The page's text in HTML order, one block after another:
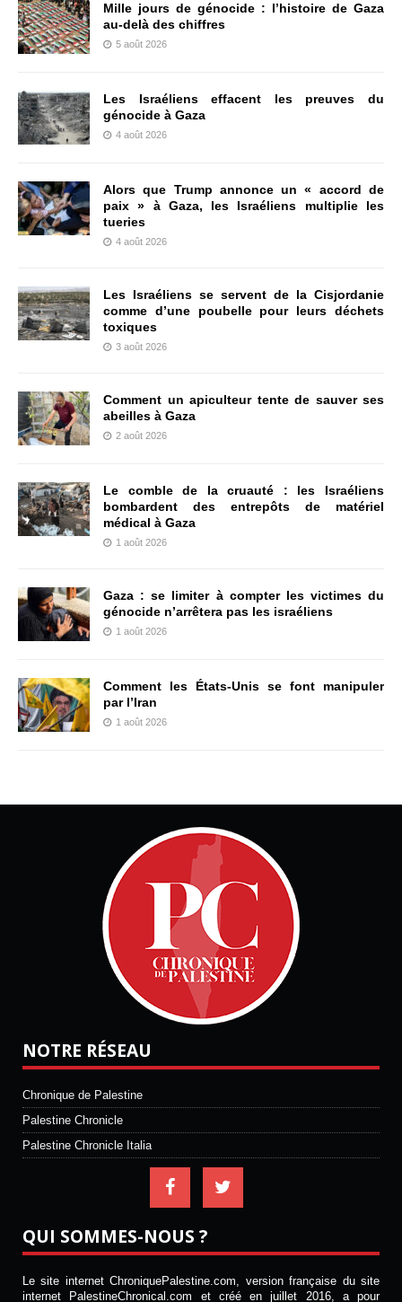
Mille jours de génocide : l’histoire de Gaza
au-delà des chiffres
5 août 2026
Les Israéliens effacent les preuves du
génocide à Gaza
4 août 2026
Alors que Trump annonce un « accord de
paix » à Gaza, les Israéliens multiplie les
tueries
4 août 2026
Les Israéliens se servent de la Cisjordanie
comme d’une poubelle pour leurs déchets
toxiques
3 août 2026
Comment un apiculteur tente de sauver ses
abeilles à Gaza
2 août 2026
Le comble de la cruauté : les Israéliens
bombardent des entrepôts de matériel
médical à Gaza
1 août 2026
Gaza : se limiter à compter les victimes du
génocide n’arrêtera pas les israéliens
1 août 2026
Comment les États-Unis se font manipuler
par l’Iran
1 août 2026
NOTRE RÉSEAU
Chronique de Palestine
Palestine Chronicle
Palestine Chronicle Italia
QUI SOMMES-NOUS ?
Le site internet ChroniquePalestine.com, version française du site
internet PalestineChronical.com et créé en juillet 2016, a pour